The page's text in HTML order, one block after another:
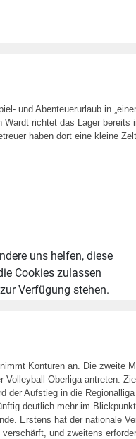
und Abenteuerurlaub in
Wardt richtet das Lager
haben dort eine kleine
Konturen an. Die zweite
Volleyball-Oberliga antreten.
der Aufstieg in die
deutlich mehr im
Erstens hat der nationale
verschärft, und zweitens
uns helfen, diese
Cookies zulassen
Verfügung stehen.